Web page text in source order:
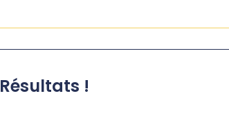
Résultats !